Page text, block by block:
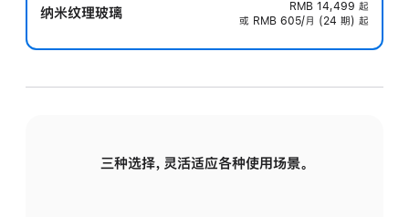
纳米纹理玻璃 RMB 14,499 起
或 RMB 605/月 (24 期) 起
三种选择，灵活适应各种使用场景。